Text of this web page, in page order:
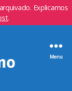
Explicamos
.
Menu